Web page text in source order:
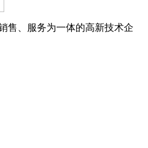
售、服务为一体的高新技术企